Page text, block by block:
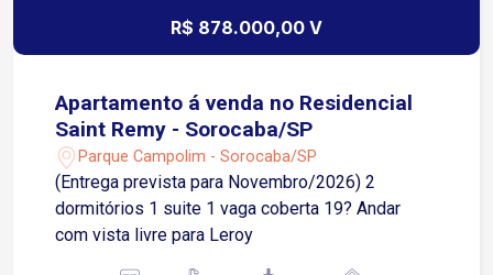
R$ 878.000,00 V
Apartamento á venda no Residencial
Saint Remy - Sorocaba/SP
Parque Campolim - Sorocaba/SP
(Entrega prevista para Novembro/2026) 2
dormitórios 1 suite 1 vaga coberta 19? Andar
com vista livre para Leroy